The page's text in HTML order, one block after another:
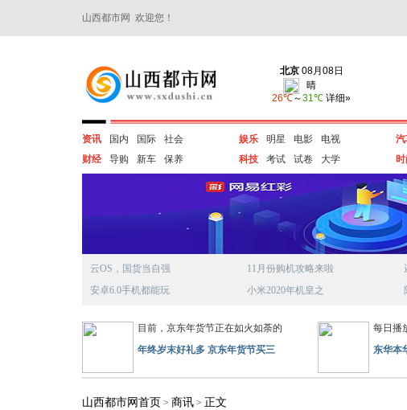
山西都市网 欢迎您！
资讯 国内 国际
社会
财经
导购 新车 保养
娱乐 明星 电影
电视
科技
考试 试卷 大学
云OS，国货当自强
安卓6.0手机都能玩
11月份购机攻略来啦
小米2020年机皇之
目前，京东年货节正在如火如荼的
年终岁末好礼多 京东年货节买三
每日播
东华本
山西都市网首页 > 商讯 > 正文